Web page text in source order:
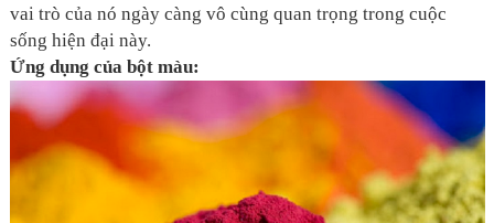
vai trò của nó ngày càng vô cùng quan trọng trong cuộc
sống hiện đại này.
Ứng dụng của bột màu: